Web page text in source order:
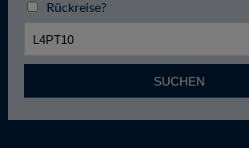
Rückreise?
SUCHEN